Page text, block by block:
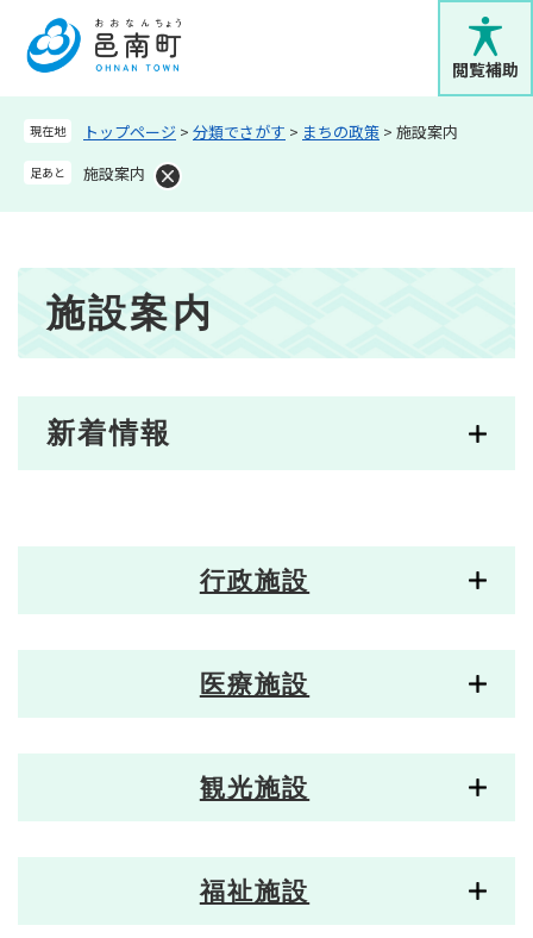
。
メニューを飛ばして本文へ
閲覧補助
現在地 トップページ > 分類でさがす > まちの政策 > 施設案内
足あと 施設案内
施設案内
新着情報
行政施設
医療施設
観光施設
福祉施設